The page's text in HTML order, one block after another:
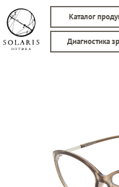
Каталог
Диагностика